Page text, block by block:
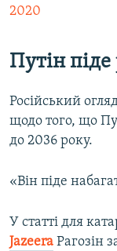
2020
Путін
Російський
щодо того, що
до 2036 року.
«Він піде
У статті для
Jazeera Рагозін